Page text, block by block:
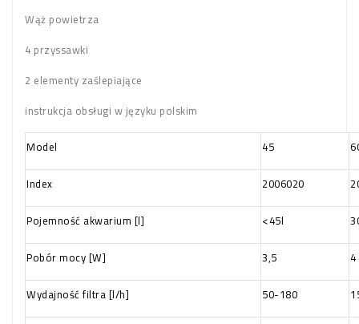
Wąż powietrza
4 przyssawki
2 elementy zaślepiające
instrukcja obsługi w języku polskim
Model
45
Index
2006020
Pojemność akwarium [l]
<45l
Pobór mocy [W]
3,5
4
Wydajność filtra [l/h]
50-180